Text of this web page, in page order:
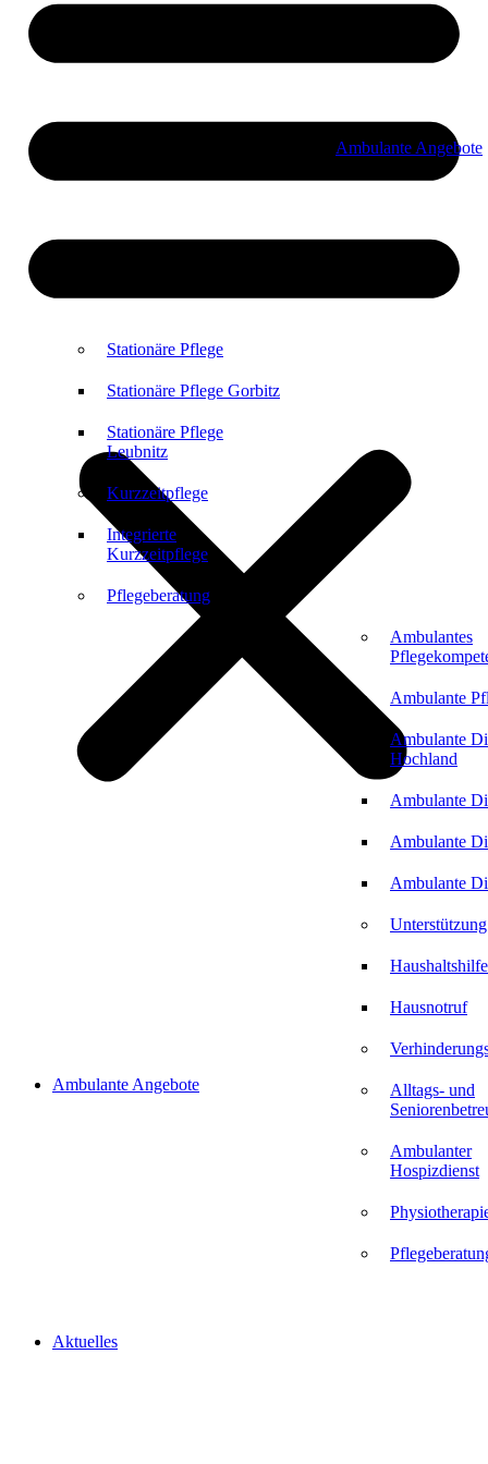
Aktuelles
Stationäre Pflege
Stationäre Pflege Gorbitz
Stationäre Pflege
Leubnitz
Kurzzeitpflege
Integrierte
Kurzzeitpflege
Pflegeberatung
Ambulante Angebote
Ambulante Angebote
Ambulantes
Ambulante
Ambulante
Hochland
Ambulante
Ambulante
Ambulante
Haushaltshilfe
Hausnotruf
Alltags- und
Ambulanter
Hospizdienst